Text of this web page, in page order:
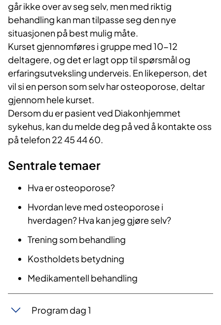
går ikke over av seg selv, men med riktig
behandling kan man tilpasse seg den nye
situasjonen på best mulig måte.
Kurset gjennomføres i gruppe med 10-12
deltagere, og det er lagt opp til spørsmål og
erfaringsutveksling underveis. En likeperson, det
vil si en person som selv har osteoporose, deltar
gjennom hele kurset.
Dersom du er pasient ved Diakonhjemmet
sykehus, kan du melde deg på ved å kontakte oss
på telefon 22 45 44 60.
Sentrale temaer
Hva er osteoporose?
Hvordan leve med osteoporose i
hverdagen? Hva kan jeg gjøre selv?
Trening som behandling
Kostholdets betydning
Medikamentell behandling
Program dag 1